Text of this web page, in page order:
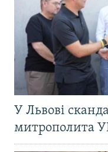
У Львові
митрополита